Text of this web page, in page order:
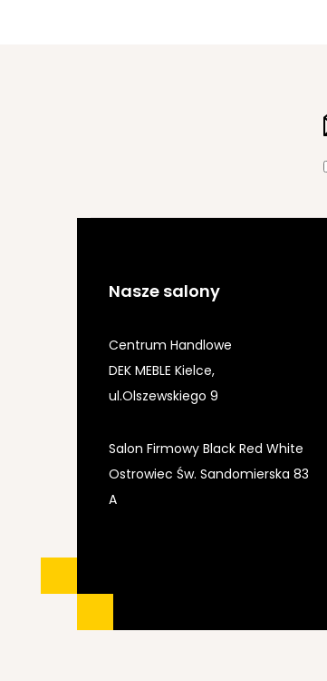
Nasze salony
Centrum Handlowe
DEK MEBLE Kielce,
ul.Olszewskiego 9
Salon Firmowy Black Red White
Ostrowiec Św. Sandomierska 83
A